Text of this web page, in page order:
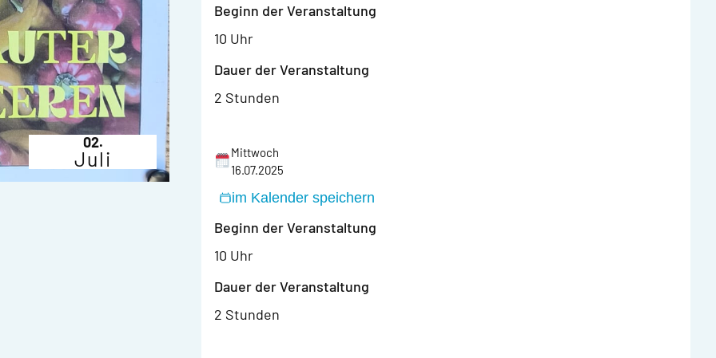
02.
Juli
Beginn der Veranstaltung
10 Uhr
Dauer der Veranstaltung
2 Stunden
Mittwoch
16.07.2025
im Kalender speichern
Beginn der Veranstaltung
10 Uhr
Dauer der Veranstaltung
2 Stunden